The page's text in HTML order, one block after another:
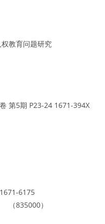
教育问题研究
第5期 P23-24 1671-394X
6175
835000）